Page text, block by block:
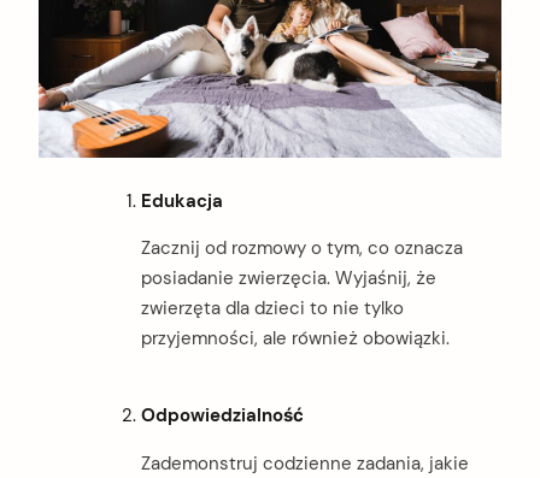
Edukacja
Zacznij od rozmowy o tym, co oznacza
posiadanie zwierzęcia. Wyjaśnij, że
zwierzęta dla dzieci to nie tylko
przyjemności, ale również obowiązki.
Odpowiedzialność
Zademonstruj codzienne zadania, jakie